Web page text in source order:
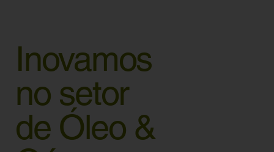
Inovamos
no setor
de Óleo &